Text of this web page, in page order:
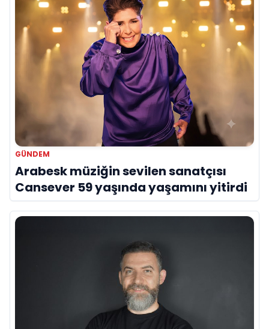
GÜNDEM
Arabesk müziğin sevilen sanatçısı
Cansever 59 yaşında yaşamını yitirdi